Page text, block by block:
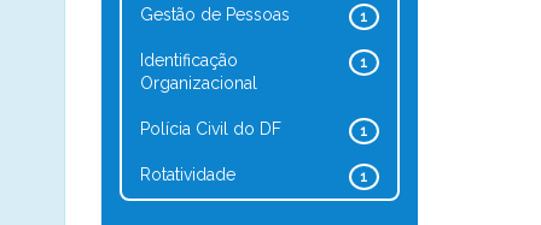
1
Gestão de Pessoas
1
Identificação
Organizacional
1
Polícia Civil do DF
1
Rotatividade